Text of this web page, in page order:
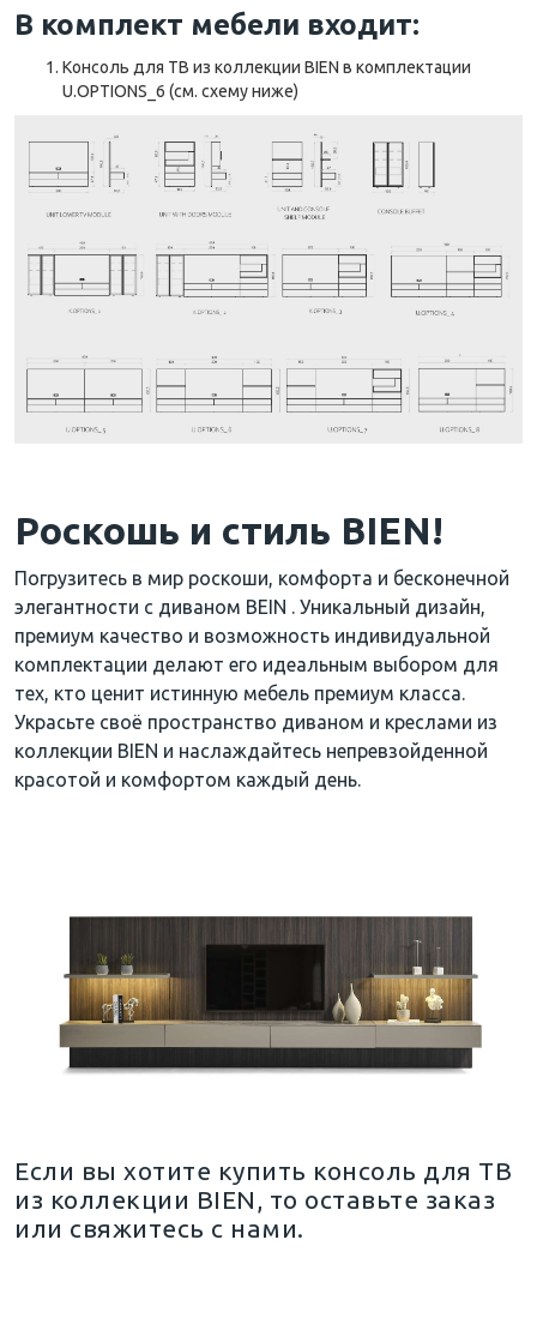
В комплект мебели входит:
Консоль для ТВ из коллекции BIEN в комплектации
U.OPTIONS_6 (см. схему ниже)
Роскошь и стиль BIEN!
Погрузитесь в мир роскоши, комфорта и бесконечной
элегантности с диваном BEIN . Уникальный дизайн,
премиум качество и возможность индивидуальной
комплектации делают его идеальным выбором для
тех, кто ценит истинную мебель премиум класса.
Украсьте своё пространство диваном и креслами из
коллекции BIEN и наслаждайтесь непревзойденной
красотой и комфортом каждый день.
Если вы хотите купить консоль для ТВ
из коллекции BIEN, то оставьте заказ
или свяжитесь с нами.